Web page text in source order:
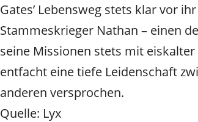
Gates’ Lebensweg stets klar vor
Stammeskrieger Nathan – einen
seine Missionen stets mit
entfacht eine tiefe Leidenschaft
anderen versprochen.
Quelle: Lyx